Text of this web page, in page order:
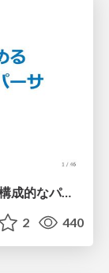
壊れたパーサから始める関数型設計と構成的なパーサ #fp_matsuri
2 440